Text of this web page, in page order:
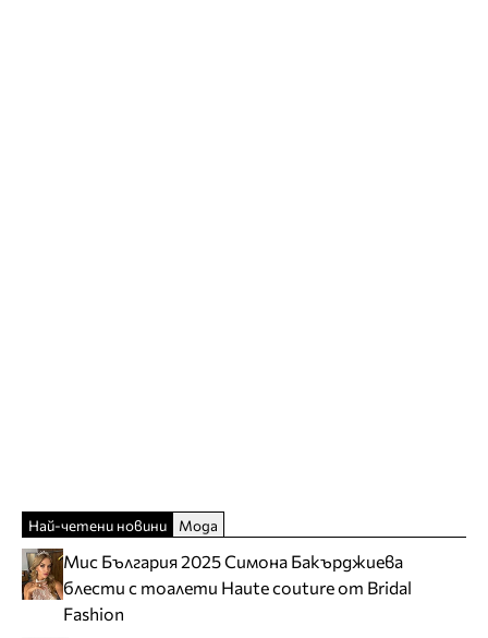
Най-четени новини Мода
Мис България 2025 Симона Бакърджиева
блести с тоалети Haute couture от Bridal
Fashion